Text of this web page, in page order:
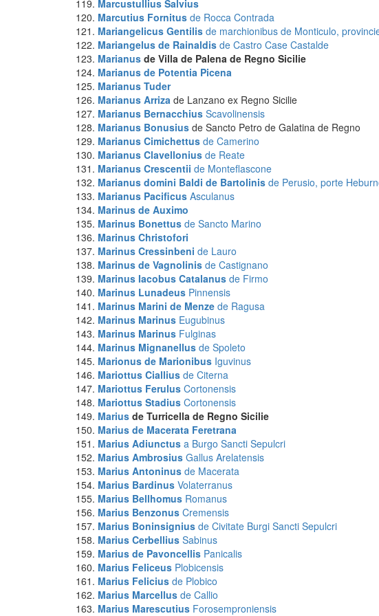
Marcustullius Salvius
Marcutius Fornitus de Rocca Contrada
Mariangelicus Gentilis de marchionibus de Monticulo,
Mariangelus de Rainaldis de Castro Case Castalde
Marianus de Villa de Palena de Regno Sicilie
Marianus de Potentia Picena
Marianus Tuder
Marianus Arriza de Lanzano ex Regno Sicilie
Marianus Bernacchius Scavolinensis
Marianus Bonusius de Sancto Petro de Galatina de Regno
Marianus Cimichettus de Camerino
Marianus Clavellonius de Reate
Marianus Crescentii de Monteflascone
Marianus domini Baldi de Bartolinis de Perusio, porte
Marianus Pacificus Asculanus
Marinus de Auximo
Marinus Bonettus de Sancto Marino
Marinus Christofori
Marinus Cressinbeni de Lauro
Marinus de Vagnolinis de Castignano
Marinus Iacobus Catalanus de Firmo
Marinus Lunadeus Pinnensis
Marinus Marini de Menze de Ragusa
Marinus Marinus Eugubinus
Marinus Marinus Fulginas
Marinus Mignanellus de Spoleto
Marionus de Marionibus Iguvinus
Mariottus Ciallius de Citerna
Mariottus Ferulus Cortonensis
Mariottus Stadius Cortonensis
Marius de Turricella de Regno Sicilie
Marius de Macerata Feretrana
Marius Adiunctus a Burgo Sancti Sepulcri
Marius Ambrosius Gallus Arelatensis
Marius Antoninus de Macerata
Marius Bardinus Volaterranus
Marius Bellhomus Romanus
Marius Benzonus Cremensis
Marius Boninsignius de Civitate Burgi Sancti Sepulcri
Marius Cerbellius Sabinus
Marius de Pavoncellis Panicalis
Marius Feliceus Plobicensis
Marius Felicius de Plobico
Marius Marcellus de Callio
Marius Marescutius Forosemproniensis